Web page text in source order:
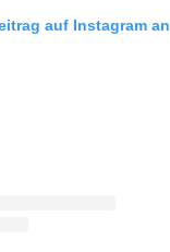
auf Instagram an